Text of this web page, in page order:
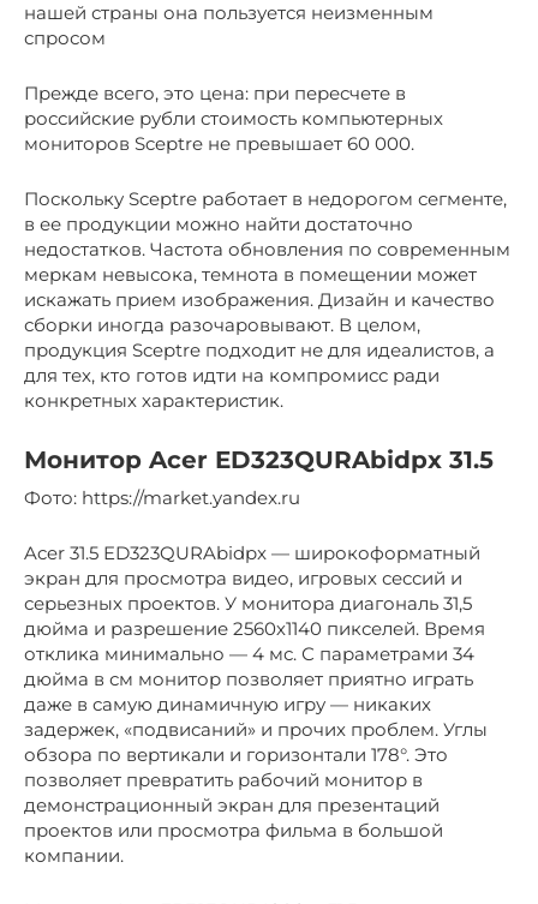
нашей страны она пользуется неизменным
спросом
Прежде всего, это цена: при пересчете в
российские рубли стоимость компьютерных
мониторов Sceptre не превышает 60 000.
Поскольку Sceptre работает в недорогом сегменте,
в ее продукции можно найти достаточно
недостатков. Частота обновления по современным
меркам невысока, темнота в помещении может
искажать прием изображения. Дизайн и качество
сборки иногда разочаровывают. В целом,
продукция Sceptre подходит не для идеалистов, а
для тех, кто готов идти на компромисс ради
конкретных характеристик.
Монитор Acer ED323QURAbidpx 31.5
Фото: https://market.yandex.ru
Acer 31.5 ED323QURAbidpx — широкоформатный
экран для просмотра видео, игровых сессий и
серьезных проектов. У монитора диагональ 31,5
дюйма и разрешение 2560х1140 пикселей. Время
отклика минимально — 4 мс. С параметрами 34
дюйма в см монитор позволяет приятно играть
даже в самую динамичную игру — никаких
задержек, «подвисаний» и прочих проблем. Углы
обзора по вертикали и горизонтали 178°. Это
позволяет превратить рабочий монитор в
демонстрационный экран для презентаций
проектов или просмотра фильма в большой
компании.